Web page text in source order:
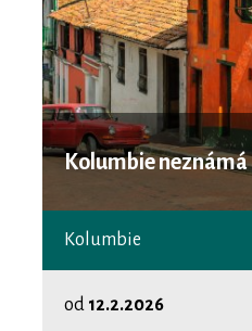
Kolumbie neznámá
Kolumbie
od 12.2.2026